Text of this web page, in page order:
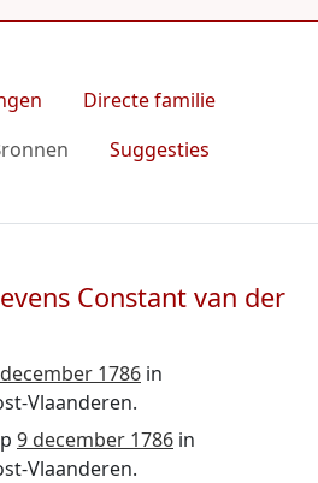
Directe familie
Suggesties
Constant van der
1786 in
Vlaanderen.
9 december 1786 in
Vlaanderen.